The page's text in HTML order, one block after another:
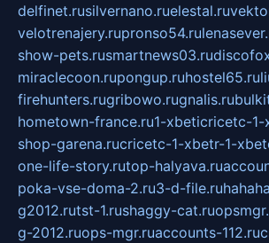
delfinet.rusilvernano.ruelestal.ru
velotrenajery.rupronso54.ru
show-pets.rusmartnews03.ru
miraclecoon.rupongup.ruhostel65.ru
firehunters.rugribowo.rugnalis.ru
hometown-france.ru1-xbeticricetc-
shop-garena.rucricetc-1-xbetr-1-
one-life-story.rutop-halyava.ru
poka-vse-doma-2.ru3-d-file.ru
g2012.rutst-1.rushaggy-cat.ru
g-2012.ruops-mgr.ruaccounts-112.ru